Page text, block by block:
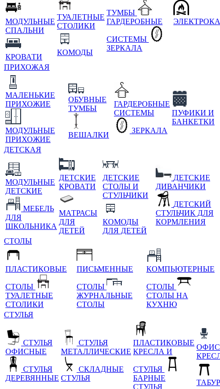
МОДУЛЬНЫЕ
СПАЛЬНИ
КРОВАТИ
ТУАЛЕТНЫЕ
СТОЛИКИ
КОМОДЫ
ТУМБЫ
ГАРДЕРОБНЫЕ
СИСТЕМЫ
ЗЕРКАЛА
ПРИХОЖАЯ
МАЛЕНЬКИЕ
ПРИХОЖИЕ
МОДУЛЬНЫЕ
ПРИХОЖИЕ
ОБУВНЫЕ
ТУМБЫ
ВЕШАЛКИ
ГАРДЕРОБНЫЕ
СИСТЕМЫ
ЗЕРКАЛА
ПУФИКИ И
БАНКЕТКИ
ДЕТСКАЯ
МОДУЛЬНЫЕ
ДЕТСКИЕ
МЕБЕЛЬ
ДЛЯ
ШКОЛЬНИКА
ДЕТСКИЕ
КРОВАТИ
МАТРАСЫ
ДЛЯ
ДЕТЕЙ
ДЕТСКИЕ
СТОЛЫ И
СТУЛЬЧИКИ
КОМОДЫ
ДЛЯ ДЕТЕЙ
ДЕТСКИЕ
ДИВАНЧИКИ
ДЕТСКИЙ
СТУЛЬЧИК ДЛЯ
КОРМЛЕНИЯ
СТОЛЫ
ПЛАСТИКОВЫЕ
СТОЛЫ
ТУАЛЕТНЫЕ
СТОЛИКИ
ПИСЬМЕННЫЕ
СТОЛЫ
ЖУРНАЛЬНЫЕ
СТОЛЫ
КОМПЬЮТЕРНЫЕ
СТОЛЫ
СТОЛЫ НА
КУХНЮ
СТУЛЬЯ
СТУЛЬЯ
ОФИСНЫЕ
СТУЛЬЯ
ДЕРЕВЯННЫЕ
СТУЛЬЯ
МЕТАЛЛИЧЕСКИЕ
СКЛАДНЫЕ
СТУЛЬЯ
ПЛАСТИКОВЫЕ
КРЕСЛА И
СТУЛЬЯ
БАРНЫЕ
СТУЛЬЯ